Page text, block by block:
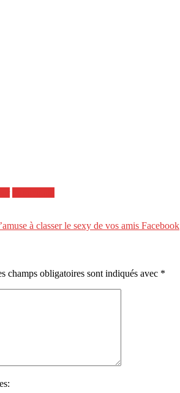
à classer le sexy de vos amis Facebook
champs obligatoires sont indiqués avec *